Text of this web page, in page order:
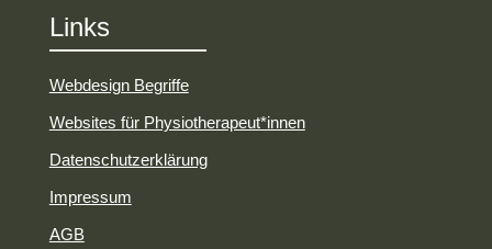
Links
Webdesign Begriffe
Websites für Physiotherapeut*innen
Datenschutzerklärung
Impressum
AGB